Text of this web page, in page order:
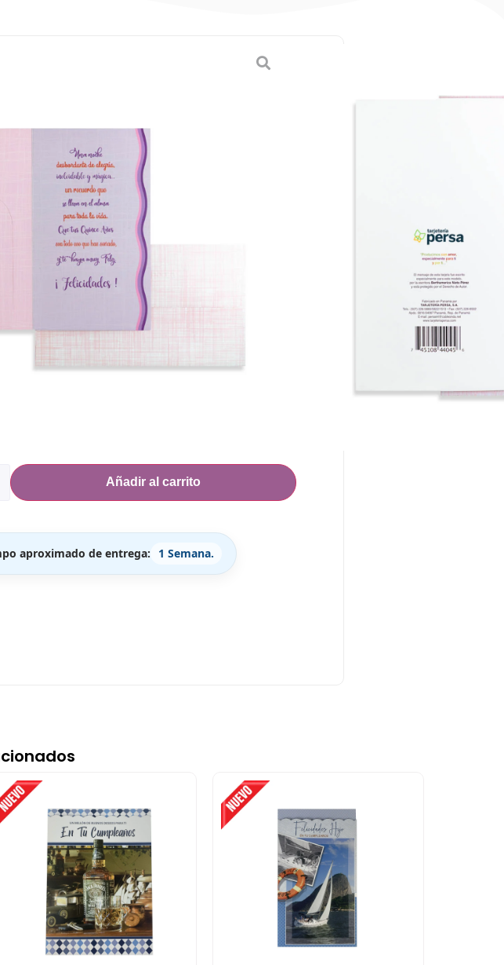
reseñas de clientes)
45108-44045-6 / 44045-6
Quince Años,Tarjetas
de Quince Años (Mediana)
MEDIA DOCENA EN ADELANTE
Añadir al carrito
aproximado de entrega: 1 Semana.